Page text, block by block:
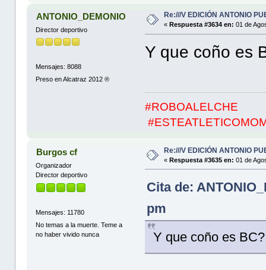
ANTONIO_DEMONIO
Director deportivo
Mensajes: 8088
Preso en Alcatraz 2012 ®
Re:///V EDICIÓN ANTONIO
«Respuesta #3634 en: 01 de
Y que coño
#ROBOALELCHE
Burgos cf
Organizador
Director deportivo
Mensajes: 11780
No temas a la muerte. Teme a
no haber vivido nunca
Re:///V EDICIÓN ANTONIO
«Respuesta #3635 en: 01 de
Cita de:
pm
Y que coño es BC?